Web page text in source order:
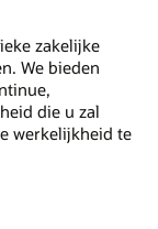
zakelijke
We bieden
die u zal
werkelijkheid te